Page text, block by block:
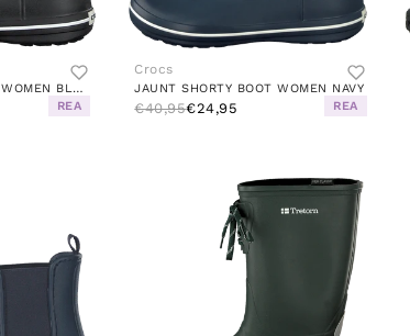
JAUNT SHORTY BOOT WOMEN BLACK
REA
Crocs
JAUNT SHORTY BOOT WOMEN NAVY
€40,95€24,95 REA